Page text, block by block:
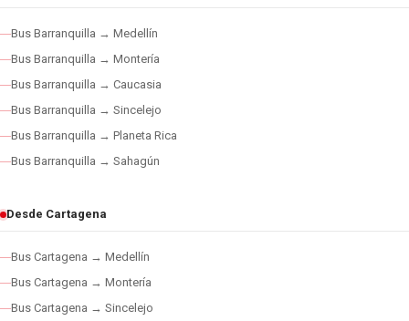
Bus Barranquilla → Medellín
Bus Barranquilla → Montería
Bus Barranquilla → Caucasia
Bus Barranquilla → Sincelejo
Bus Barranquilla → Planeta Rica
Bus Barranquilla → Sahagún
Desde Cartagena
Bus Cartagena → Medellín
Bus Cartagena → Montería
Bus Cartagena → Sincelejo